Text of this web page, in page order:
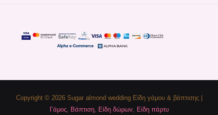
Copyright © 2026 Sugar almond wedding Είδη γάμου & βάπτισης |
Γάμος, Βάπτιση, Είδη δώρων, Είδη πάρτυ